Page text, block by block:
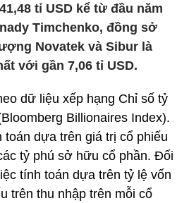
tỉ USD kể từ đầu năm
Timchenko, đồng sở
Novatek và Sibur là
với gần 7,06 tỉ USD.
dữ liệu xếp hạng Chỉ số tỷ
Billionaires Index).
dựa trên giá trị cổ phiếu
tỷ phú sở hữu cổ phần. Đối
tính toán dựa trên tỷ lệ vốn
trên thu nhập trên mỗi cổ